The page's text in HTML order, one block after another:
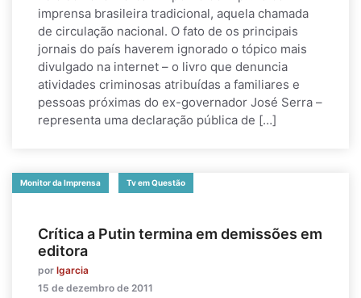
imprensa brasileira tradicional, aquela chamada
de circulação nacional. O fato de os principais
jornais do país haverem ignorado o tópico mais
divulgado na internet – o livro que denuncia
atividades criminosas atribuídas a familiares e
pessoas próximas do ex-governador José Serra –
representa uma declaração pública de […]
Monitor da Imprensa Tv em Questão
Crítica a Putin termina em demissões em
editora
por lgarcia
15 de dezembro de 2011